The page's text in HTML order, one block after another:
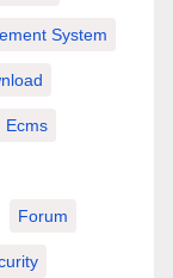
System
Ecms
Forum